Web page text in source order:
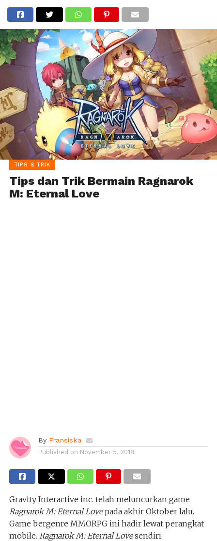
TIPS & TRIK
Tips dan Trik Bermain Ragnarok
M: Eternal Love
By Fransiska
Published on November 5, 2018
Gravity Interactive inc. telah meluncurkan game
Ragnarok M: Eternal Lovepada akhir Oktober lalu.
Game bergenre MMORPG ini hadir lewat perangkat
mobile. Ragnarok M: Eternal Lovesendiri